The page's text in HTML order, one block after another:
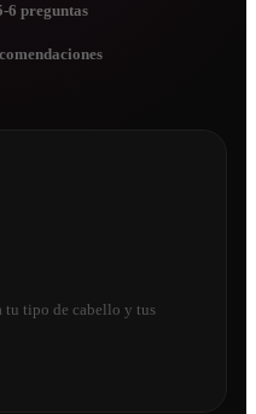
6 preguntas
tu tipo de cabello y tus